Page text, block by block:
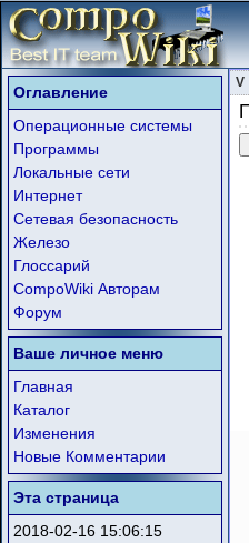
Оглавление
Операционные системы
Программы
Локальные сети
Интернет
Сетевая безопасность
Железо
Глоссарий
CompoWiki Авторам
Форум
Ваше личное меню
Главная
Каталог
Изменения
Новые Комментарии
Эта страница
2018-02-16 15:06:15
V